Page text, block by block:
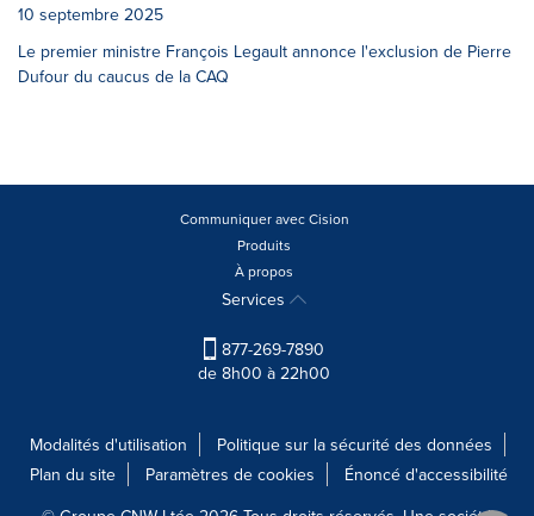
10 septembre 2025
Le premier ministre François Legault annonce l'exclusion de Pierre
Dufour du caucus de la CAQ
Communiquer avec Cision
Produits
À propos
Services
877-269-7890
de 8h00 à 22h00
Modalités d'utilisation
Politique sur la sécurité des données
Plan du site
Paramètres de cookies
Énoncé d'accessibilité